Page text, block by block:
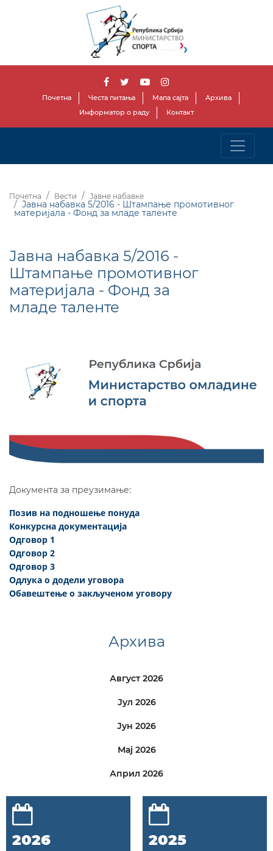
Почетна Честа питања Мапа сајта
Архива
Информатор о раду
Контакт
Почетна Вести Јавне набавке
Јавна набавка 5/2016 - Штампање промотивног
материјала - Фонд за младе таленте
Јавна набавка 5/2016 -
Штампање промотивног
материјала - Фонд за
младе таленте
Документа за преузимање:
Позив на подношење понуда
Конкурсна документација
Одговор 1
Одговор 2
Одговор 3
Одлука о додели уговора
Обавештење о закљученом уговору
Архива
Август 2026
Јул 2026
Јун 2026
Мај 2026
Април 2026
2026 2025